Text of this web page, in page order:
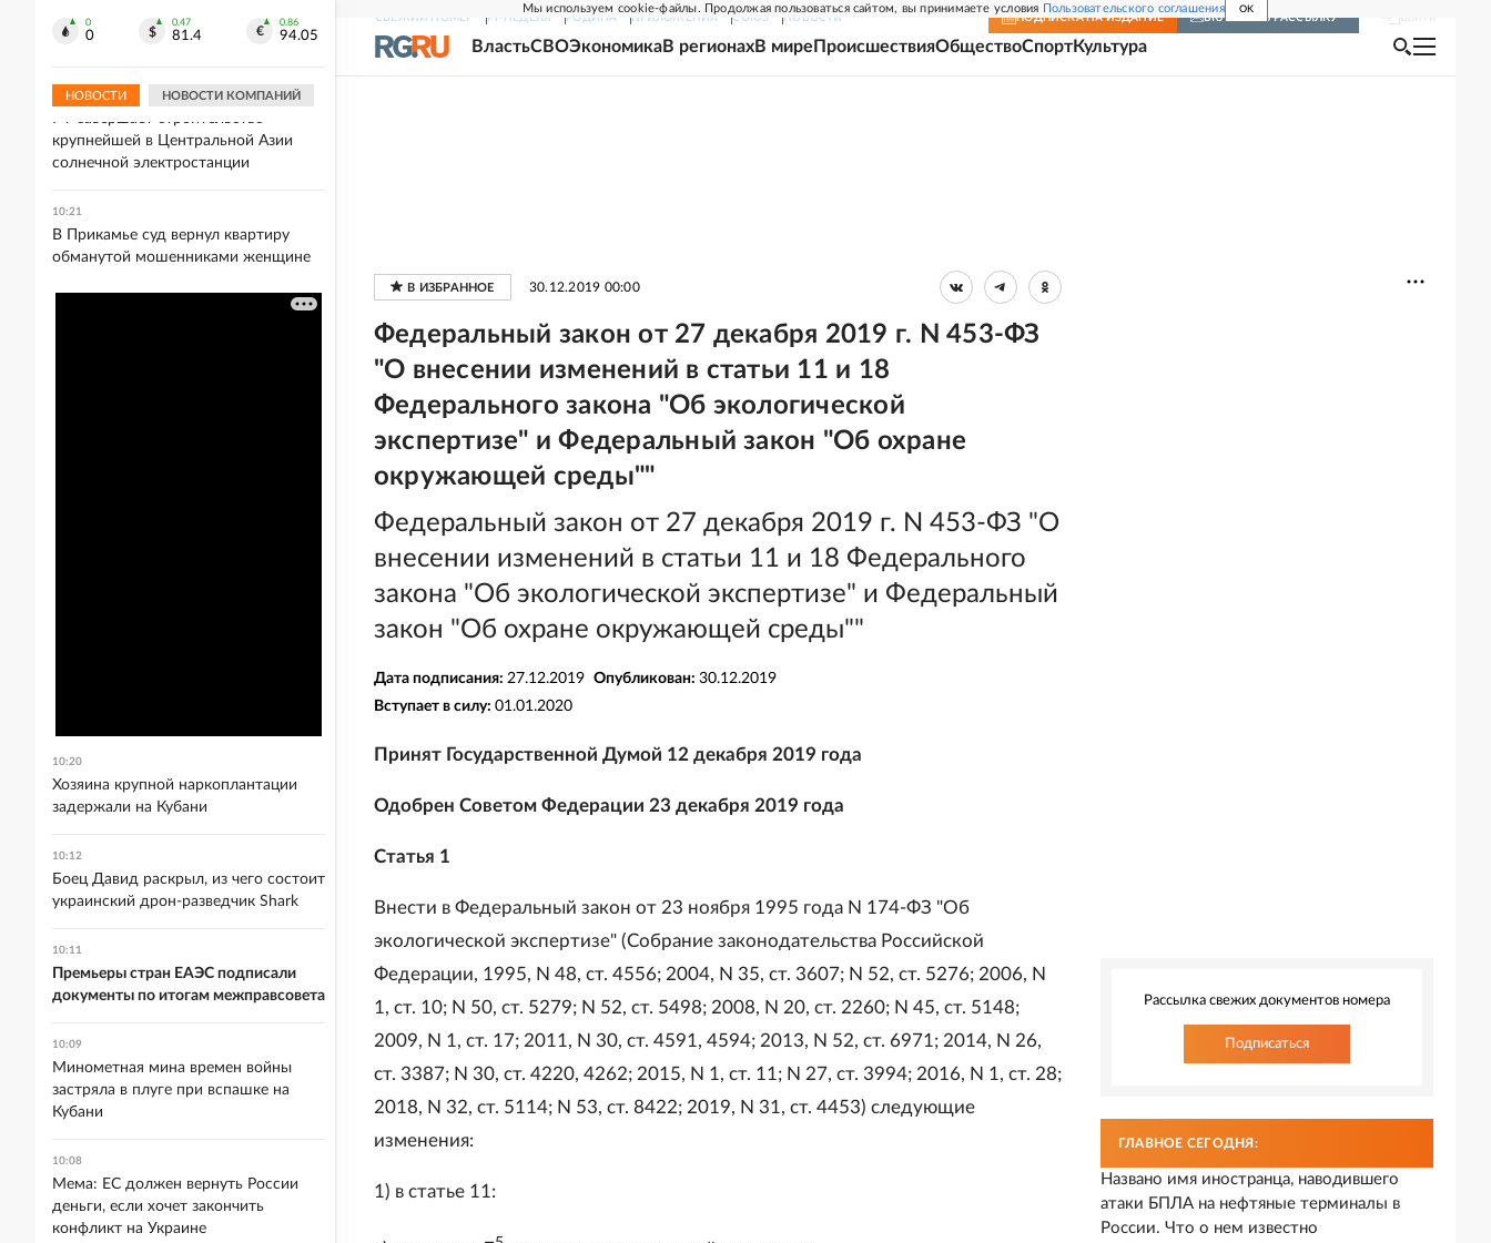
Мы используем cookie-файлы. Продолжая пользоваться сайтом, вы принимаете условия Пользовательского соглашения OK
СВЕЖИЙ НОМЕР РГ-НЕДЕЛЯ РОДИНА ПРИЛОЖЕНИЯ СОЮЗ НОВОСТИ ПОДПИСКА НА ИЗДАНИЕ ВКЛЮЧИТЬ РАССЫЛКУ
ВластьСВОЭкономикаВ регионахВ мире ПроисшествияОбществоСпортКультура
30.12.2019 00:00
Федеральный закон от 27 декабря 2019 г. N 453-ФЗ
"О внесении изменений в статьи 11 и 18
Федерального закона "Об экологической
экспертизе" и Федеральный закон "Об охране
окружающей среды""
Федеральный закон от 27 декабря 2019 г. N 453-ФЗ "О
внесении изменений в статьи 11 и 18 Федерального
закона "Об экологической экспертизе" и Федеральный
закон "Об охране окружающей среды""
Дата подписания: 27.12.2019 Опубликован: 30.12.2019
Вступает в силу: 01.01.2020
Принят Государственной Думой 12 декабря 2019 года
Одобрен Советом Федерации 23 декабря 2019 года
Статья 1
Внести в Федеральный закон от 23 ноября 1995 года N 174-ФЗ "Об
экологической экспертизе" (Собрание законодательства Российской
Федерации, 1995, N 48, ст. 4556; 2004, N 35, ст. 3607; N 52, ст. 5276; 2006, N
1, ст. 10; N 50, ст. 5279; N 52, ст. 5498; 2008, N 20, ст. 2260; N 45, ст. 5148;
2009, N 1, ст. 17; 2011, N 30, ст. 4591, 4594; 2013, N 52, ст. 6971; 2014, N 26,
ст. 3387; N 30, ст. 4220, 4262; 2015, N 1, ст. 11; N 27, ст. 3994; 2016, N 1, ст. 28;
2018, N 32, ст. 5114; N 53, ст. 8422; 2019, N 31, ст. 4453) следующие
изменения:
1) в статье 11:
Рассылка свежих документов номера
Подписаться
ГЛАВНОЕ СЕГОДНЯ:
Названо имя иностранца, наводившего
атаки БПЛА на нефтяные терминалы в
России. Что о нем известно
0
0
0.47
81.4
0.86
94.05
НОВОСТИ НОВОСТИ КОМПАНИЙ
электроснабжения из-за
10:26
РФ завершает строительство
крупнейшей в Центральной Азии
солнечной электростанции
10:21
В Прикамье суд вернул квартиру
обманутой мошенниками женщине
10:20
Хозяина крупной наркоплантации
задержали на Кубани
10:12
Боец Давид раскрыл, из чего состоит
украинский дрон-разведчик Shark
10:11
Премьеры стран ЕАЭС подписали
документы по итогам межправсовета
10:09
Минометная мина времен войны
застряла в плуге при вспашке на
Кубани
10:08
Мема: ЕС должен вернуть России
деньги, если хочет закончить
конфликт на Украине